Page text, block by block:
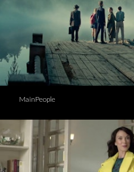
MainPeople